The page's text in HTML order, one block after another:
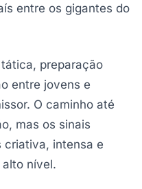
entre os gigantes do
preparação
entre jovens e
O caminho até
mas os sinais
criativa, intensa e
nível.